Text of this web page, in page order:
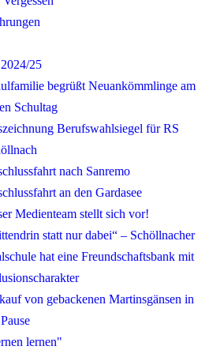
25
begrüßt Neuankömmlinge am
Schultag
Berufswahlsiegel für RS
nach Sanremo
an den Gardasee
Medienteam stellt sich vor!
statt nur dabei“ – Schöllnacher
hat eine Freundschaftsbank mit
von gebackenen Martinsgänsen in
lernen"